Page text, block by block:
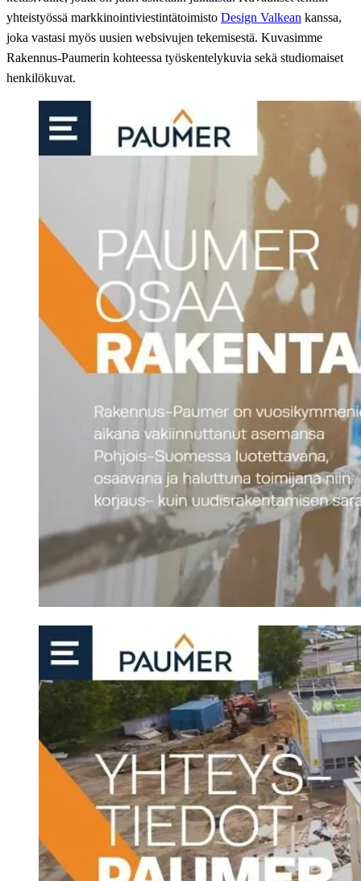
yhteistyössä markkinointiviestintätoimisto Design Valkean kanssa,
joka vastasi myös uusien websivujen tekemisestä. Kuvasimme
Rakennus-Paumerin kohteessa työskentelykuvia sekä studiomaiset
henkilökuvat.